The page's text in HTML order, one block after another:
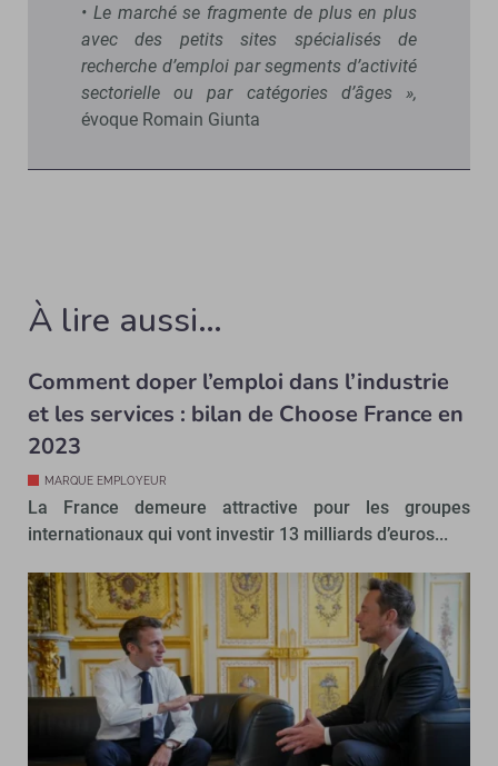
• Le marché se fragmente de plus en plus
avec des petits sites spécialisés de
recherche d’emploi par segments d’activité
sectorielle ou par catégories d’âges »,
évoque Romain Giunta
À lire aussi…
Comment doper l’emploi dans l’industrie
et les services : bilan de Choose France en
2023
MARQUE EMPLOYEUR
La France demeure attractive pour les groupes
internationaux qui vont investir 13 milliards d’euros...